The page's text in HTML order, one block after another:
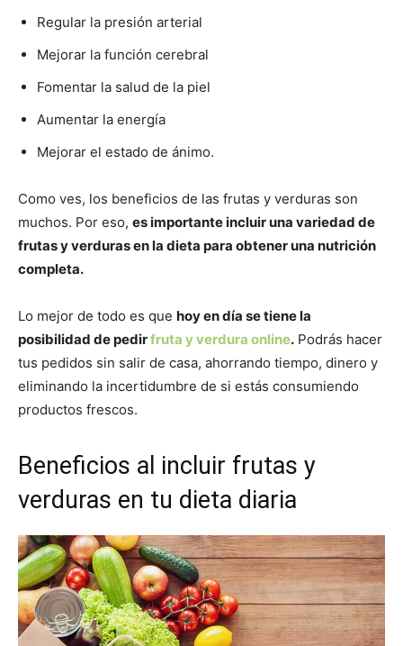
Regular la presión arterial
Mejorar la función cerebral
Fomentar la salud de la piel
Aumentar la energía
Mejorar el estado de ánimo.
Como ves, los beneficios de las frutas y verduras son
muchos. Por eso, es importante incluir una variedad de
frutas y verduras en la dieta para obtener una nutrición
completa.
Lo mejor de todo es que hoy en día se tiene la
posibilidad de pedirfruta y verdura online. Podrás hacer
tus pedidos sin salir de casa, ahorrando tiempo, dinero y
eliminando la incertidumbre de si estás consumiendo
productos frescos.
Beneficios al incluir frutas y
verduras en tu dieta diaria